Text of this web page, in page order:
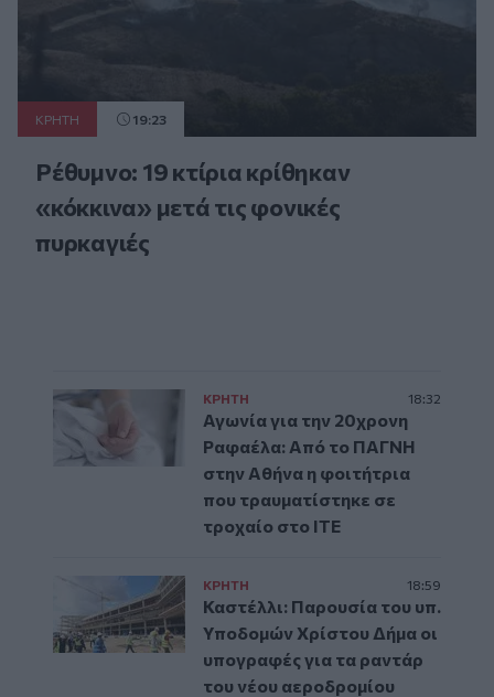
ΚΡΗΤΗ 19:23
Ρέθυμνο: 19 κτίρια κρίθηκαν
«κόκκινα» μετά τις φονικές
πυρκαγιές
ΚΡΗΤΗ 18:32
Αγωνία για την 20χρονη
Ραφαέλα: Από το ΠΑΓΝΗ
στην Αθήνα η φοιτήτρια
που τραυματίστηκε σε
τροχαίο στο ΙΤΕ
ΚΡΗΤΗ 18:59
Καστέλλι: Παρουσία του υπ.
Υποδομών Χρίστου Δήμα οι
υπογραφές για τα ραντάρ
του νέου αεροδρομίου